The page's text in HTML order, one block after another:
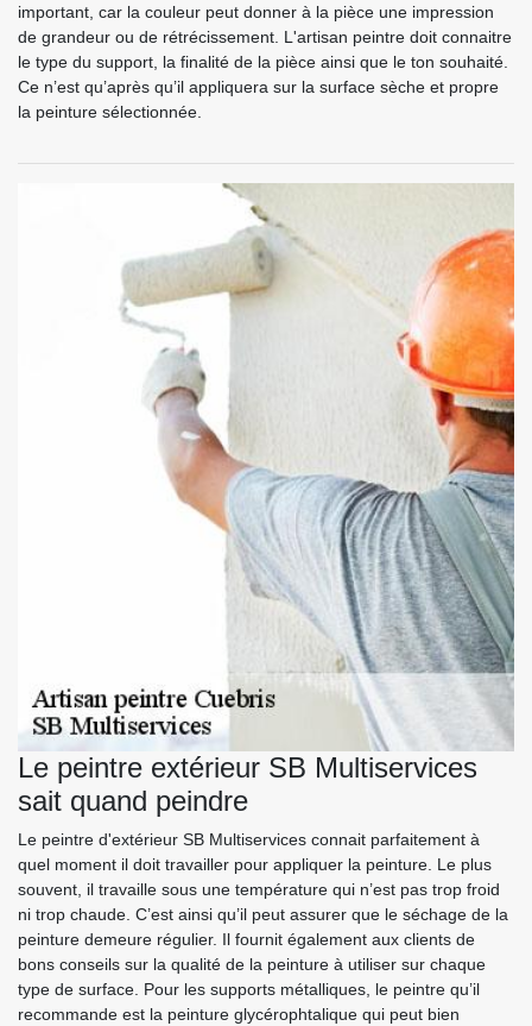
important, car la couleur peut donner à la pièce une impression
de grandeur ou de rétrécissement. L'artisan peintre doit connaitre
le type du support, la finalité de la pièce ainsi que le ton souhaité.
Ce n’est qu’après qu’il appliquera sur la surface sèche et propre
la peinture sélectionnée.
Le peintre extérieur SB Multiservices
sait quand peindre
Le peintre d'extérieur SB Multiservices connait parfaitement à
quel moment il doit travailler pour appliquer la peinture. Le plus
souvent, il travaille sous une température qui n’est pas trop froid
ni trop chaude. C’est ainsi qu’il peut assurer que le séchage de la
peinture demeure régulier. Il fournit également aux clients de
bons conseils sur la qualité de la peinture à utiliser sur chaque
type de surface. Pour les supports métalliques, le peintre qu’il
recommande est la peinture glycérophtalique qui peut bien